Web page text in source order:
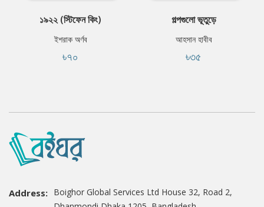
১৯২২ (স্টিফেন কিং)
ইশরাক অর্ণব
৳৭০
গল্পগুলো ভূতুড়ে
আহসান হাবীব
৳৩৫
Address: Boighor Global Services Ltd House 32, Road 2,